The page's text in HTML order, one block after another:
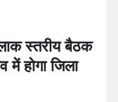
स्तरीय बैठक
होगा जिला